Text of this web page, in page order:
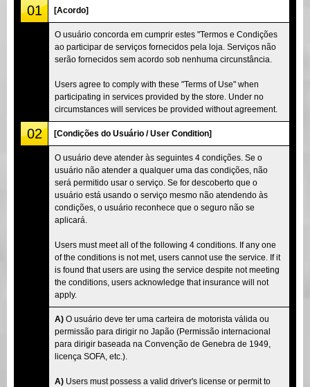
01 [Acordo]
O usuário concorda em cumprir estes "Termos e Condições
ao participar de serviços fornecidos pela loja. Serviços não
serão fornecidos sem acordo sob nenhuma circunstância.
Users agree to comply with these "Terms of Use" when
participating in services provided by the store. Under no
circumstances will services be provided without agreement.
02 [Condições do Usuário / User Condition]
O usuário deve atender às seguintes 4 condições. Se o
usuário não atender a qualquer uma das condições, não
será permitido usar o serviço. Se for descoberto que o
usuário está usando o serviço mesmo não atendendo às
condições, o usuário reconhece que o seguro não se
aplicará.
Users must meet all of the following 4 conditions. If any one
of the conditions is not met, users cannot use the service. If it
is found that users are using the service despite not meeting
the conditions, users acknowledge that insurance will not
apply.
A) O usuário deve ter uma carteira de motorista válida ou
permissão para dirigir no Japão (Permissão internacional
para dirigir baseada na Convenção de Genebra de 1949,
licença SOFA, etc.).
A) Users must possess a valid driver's license or permit to